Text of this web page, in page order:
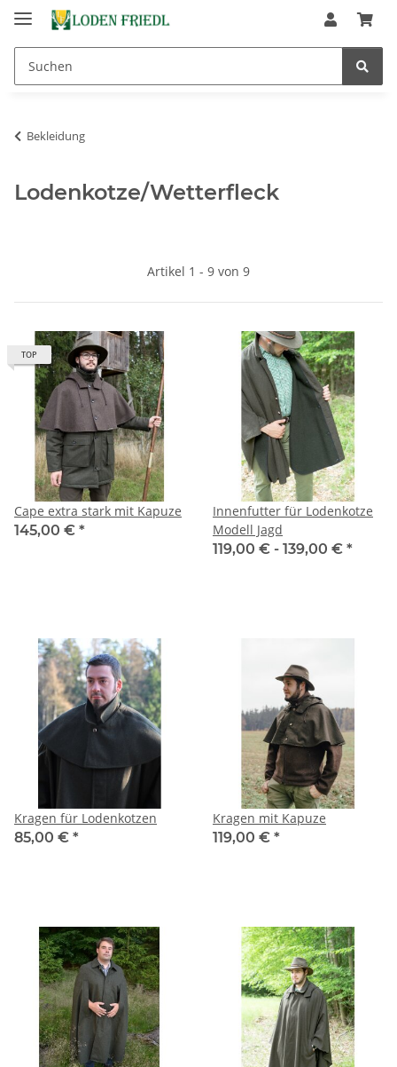
Bekleidung
Lodenkotze/Wetterfleck
Artikel 1 - 9 von 9
TOP
Cape extra stark mit Kapuze
145,00 € *
Innenfutter für Lodenkotze
Modell Jagd
119,00 € - 139,00 € *
Kragen für Lodenkotzen
85,00 € *
Kragen mit Kapuze
119,00 € *